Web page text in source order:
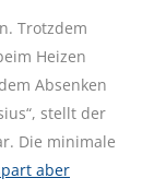
Trotzdem
Heizen
Absenken
stellt der
Die minimale
aber